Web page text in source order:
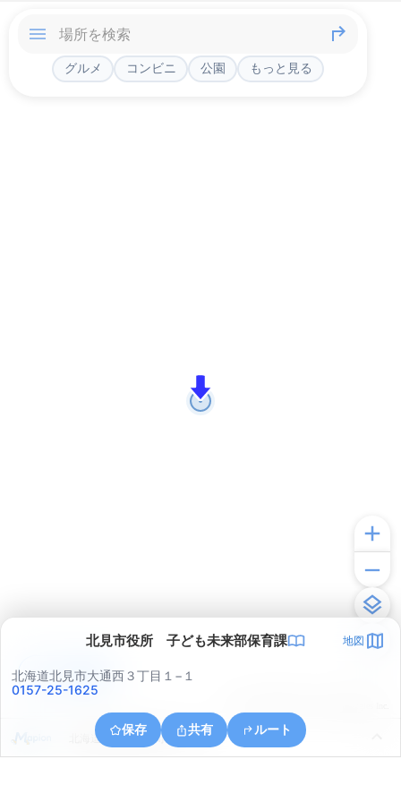
グルメ コンビニ 公園 もっと見る
北見市役所 子ども未来部保育課 地図
北海道北見市大通西３丁目１−１
0157-25-1625
保存 共有 ルート
北海道北見市美芳町３丁目１
アプリで見る